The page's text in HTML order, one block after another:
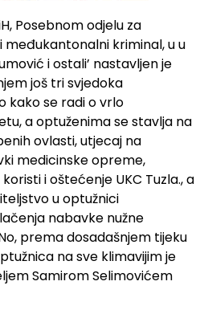
Posebnom odjelu za
međukantonalni kriminal, u u
i ostali’ nastavljen je
još tri svjedoka
kako se radi o vrlo
a optuženima se stavlja na
ovlasti, utjecaj na
medicinske opreme,
i oštećenje UKC Tuzla., a
u optužnici
nabavke nužne
prema dosadašnjem tijeku
na sve klimavijim je
Samirom Selimovićem